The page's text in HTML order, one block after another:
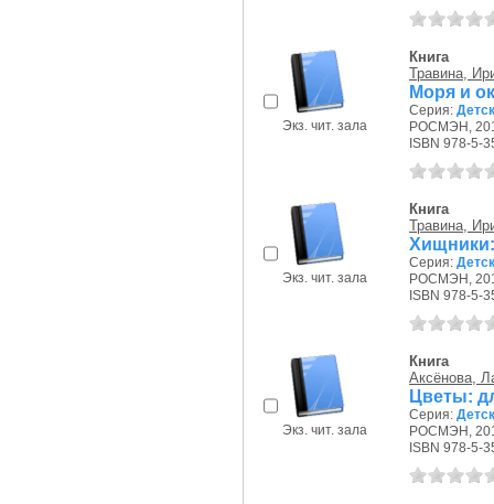
Экз. чит. зала
Книга
Травина,
Моря и
Серия:
РОСМЭН,
ISBN 978-5-
Экз. чит. зала
Книга
Травина,
Хищники:
Серия:
РОСМЭН,
ISBN 978-5-
Экз. чит. зала
Книга
Аксёнова,
Цветы:
Серия:
РОСМЭН,
ISBN 978-5-